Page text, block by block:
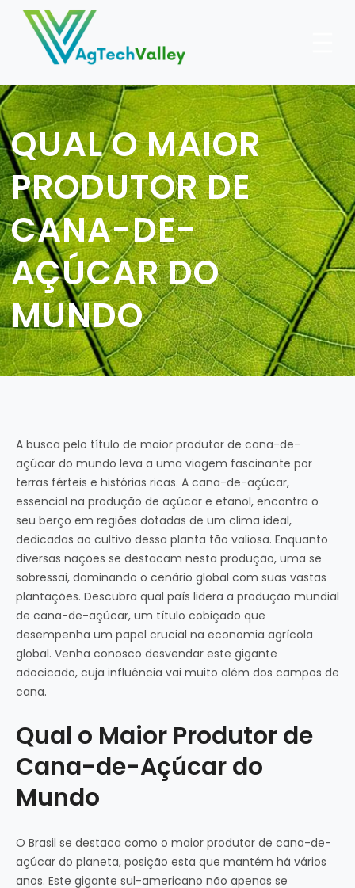
content
QUAL O MAIOR
PRODUTOR DE
CANA-DE-
AÇÚCAR DO
MUNDO
A busca pelo título de maior produtor de cana-de-
açúcar do mundo leva a uma viagem fascinante por
terras férteis e histórias ricas. A cana-de-açúcar,
essencial na produção de açúcar e etanol, encontra o
seu berço em regiões dotadas de um clima ideal,
dedicadas ao cultivo dessa planta tão valiosa. Enquanto
diversas nações se destacam nesta produção, uma se
sobressai, dominando o cenário global com suas vastas
plantações. Descubra qual país lidera a produção mundial
de cana-de-açúcar, um título cobiçado que
desempenha um papel crucial na economia agrícola
global. Venha conosco desvendar este gigante
adocicado, cuja influência vai muito além dos campos de
cana.
Qual o Maior Produtor de
Cana-de-Açúcar do
Mundo
O Brasil se destaca como o maior produtor de cana-de-
açúcar do planeta, posição esta que mantém há vários
anos. Este gigante sul-americano não apenas se